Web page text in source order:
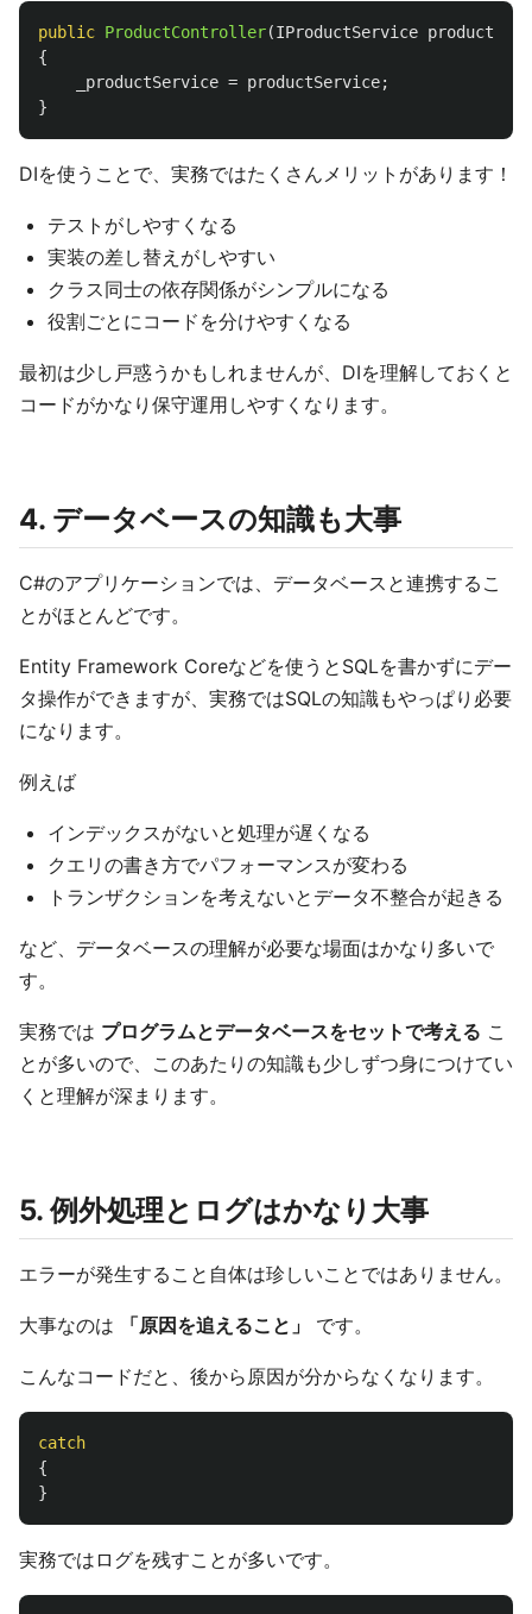
public ProductController(IProductService
{
_productService = productService;
}
DIを使うことで、実務ではたくさんメリットがあります！
テストがしやすくなる
実装の差し替えがしやすい
クラス同士の依存関係がシンプルになる
役割ごとにコードを分けやすくなる
最初は少し戸惑うかもしれませんが、DIを理解しておくと
コードがかなり保守運用しやすくなります。
4. データベースの知識も大事
C#のアプリケーションでは、データベースと連携するこ
とがほとんどです。
Entity Framework Coreなどを使うとSQLを書かずにデー
タ操作ができますが、実務ではSQLの知識もやっぱり必要
になります。
例えば
インデックスがないと処理が遅くなる
クエリの書き方でパフォーマンスが変わる
トランザクションを考えないとデータ不整合が起きる
など、データベースの理解が必要な場面はかなり多いで
す。
実務では プログラムとデータベースをセットで考える こ
とが多いので、このあたりの知識も少しずつ身につけてい
くと理解が深まります。
5. 例外処理とログはかなり大事
エラーが発生すること自体は珍しいことではありません。
大事なのは 「原因を追えること」 です。
こんなコードだと、後から原因が分からなくなります。
catch
{
}
実務ではログを残すことが多いです。